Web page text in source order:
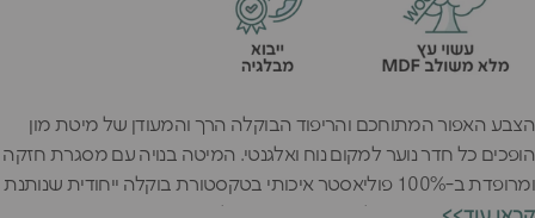
הצבע האפור המתוחכם והריפוד הבוקלה הרך והמעודן של מיטת מון
הופכים כל חדר נוער למקום נוח ואלגנטי. המיטה בנויה עם מסגרת חזקה
ומרופדת ב-100% פוליאסטר איכותי בטקסטורת בוקלה ייחודית שנותנת